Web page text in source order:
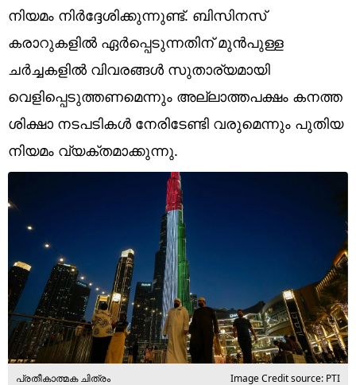
Photo
Short Videos
നിയമം നിർദ്ദേശിക്കുന്നുണ്ട്. ബിസിനസ്
കരാറുകളിൽ ഏർപ്പെടുന്നതിന് മുൻപുള്ള
ചർച്ചകളിൽ വിവരങ്ങൾ സുതാര്യമായി
വെളിപ്പെടുത്തണമെന്നും അല്ലാത്തപക്ഷം കനത്ത
ശിക്ഷാ നടപടികൾ നേരിടേണ്ടി വരുമെന്നും പുതിയ
നിയമം വ്യക്തമാക്കുന്നു.
പ്രതീകാത്മക ചിത്രം Image Credit source: PTI